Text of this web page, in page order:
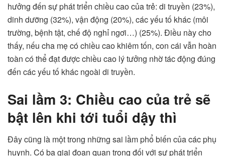
hưởng đến sự phát triển chiều cao của trẻ: di truyền (23%),
dinh dưỡng (32%), vận động (20%), các yếu tố khác (môi
trường, bệnh tật, chế độ nghỉ ngơi…) (25%). Điều này cho
thấy, nếu cha mẹ có chiều cao khiêm tốn, con cái vẫn hoàn
toàn có thể đạt được chiều cao lý tưởng nhờ tác động đúng
đến các yếu tố khác ngoài di truyền.
Sai lầm 3: Chiều cao của trẻ sẽ
bật lên khi tới tuổi dậy thì
Đây cũng là một trong những sai lầm phổ biến của các phụ
huynh. Có ba giai đoạn quan trọng đối với sự phát triển